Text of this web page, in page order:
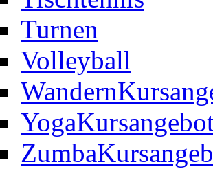
Turnen
Volleyball
Wandern
Yoga
Zumba